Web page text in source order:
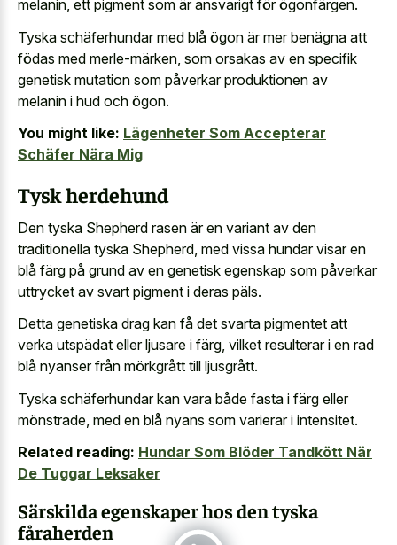
melanin, ett pigment som är ansvarigt för ögonfärgen.
Tyska schäferhundar med blå ögon är mer benägna att
födas med merle-märken, som orsakas av en specifik
genetisk mutation som påverkar produktionen av
melanin i hud och ögon.
You might like: Lägenheter Som Accepterar
Schäfer Nära Mig
Tysk herdehund
Den tyska Shepherd rasen är en variant av den
traditionella tyska Shepherd, med vissa hundar visar en
blå färg på grund av en genetisk egenskap som påverkar
uttrycket av svart pigment i deras päls.
Detta genetiska drag kan få det svarta pigmentet att
verka utspädat eller ljusare i färg, vilket resulterar i en rad
blå nyanser från mörkgrått till ljusgrått.
Tyska schäferhundar kan vara både fasta i färg eller
mönstrade, med en blå nyans som varierar i intensitet.
Related reading: Hundar Som Blöder Tandkött När
De Tuggar Leksaker
Särskilda egenskaper hos den tyska
fåraherden